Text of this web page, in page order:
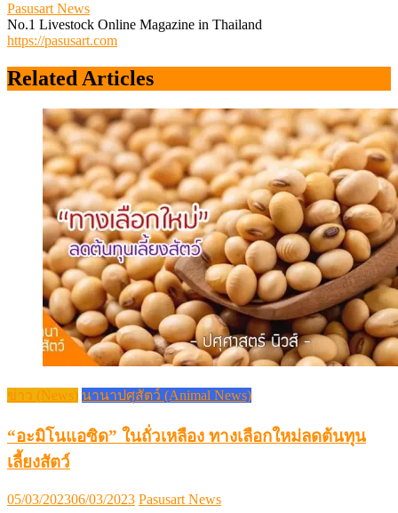
Pasusart News
No.1 Livestock Online Magazine in Thailand
https://pasusart.com
Related Articles
ข่าว (News) นานาปศุสัตว์ (Animal News)
“อะมิโนแอซิด” ในถั่วเหลือง ทางเลือกใหม่ลดต้นทุน
เลี้ยงสัตว์
Posted
05/03/202306/03/2023 Author
Pasusart News